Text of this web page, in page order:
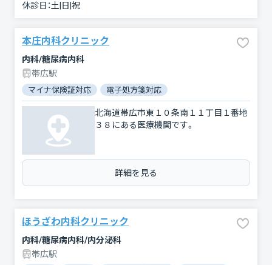
休診日：土|日|祝
本庄内科クリニック
内科/糖尿病内科
帯広駅
マイナ保険証対応 電子処方箋対応
北海道帯広市東１０条南１１丁目１番地
３８にある医療機関です。
詳細を見る
ほうざわ内科クリニック
内科/糖尿病内科/内分泌科
帯広駅